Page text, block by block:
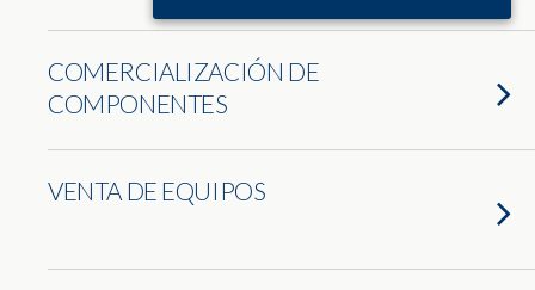
COMERCIALIZACIÓN DE
COMPONENTES
VENTA DE EQUIPOS